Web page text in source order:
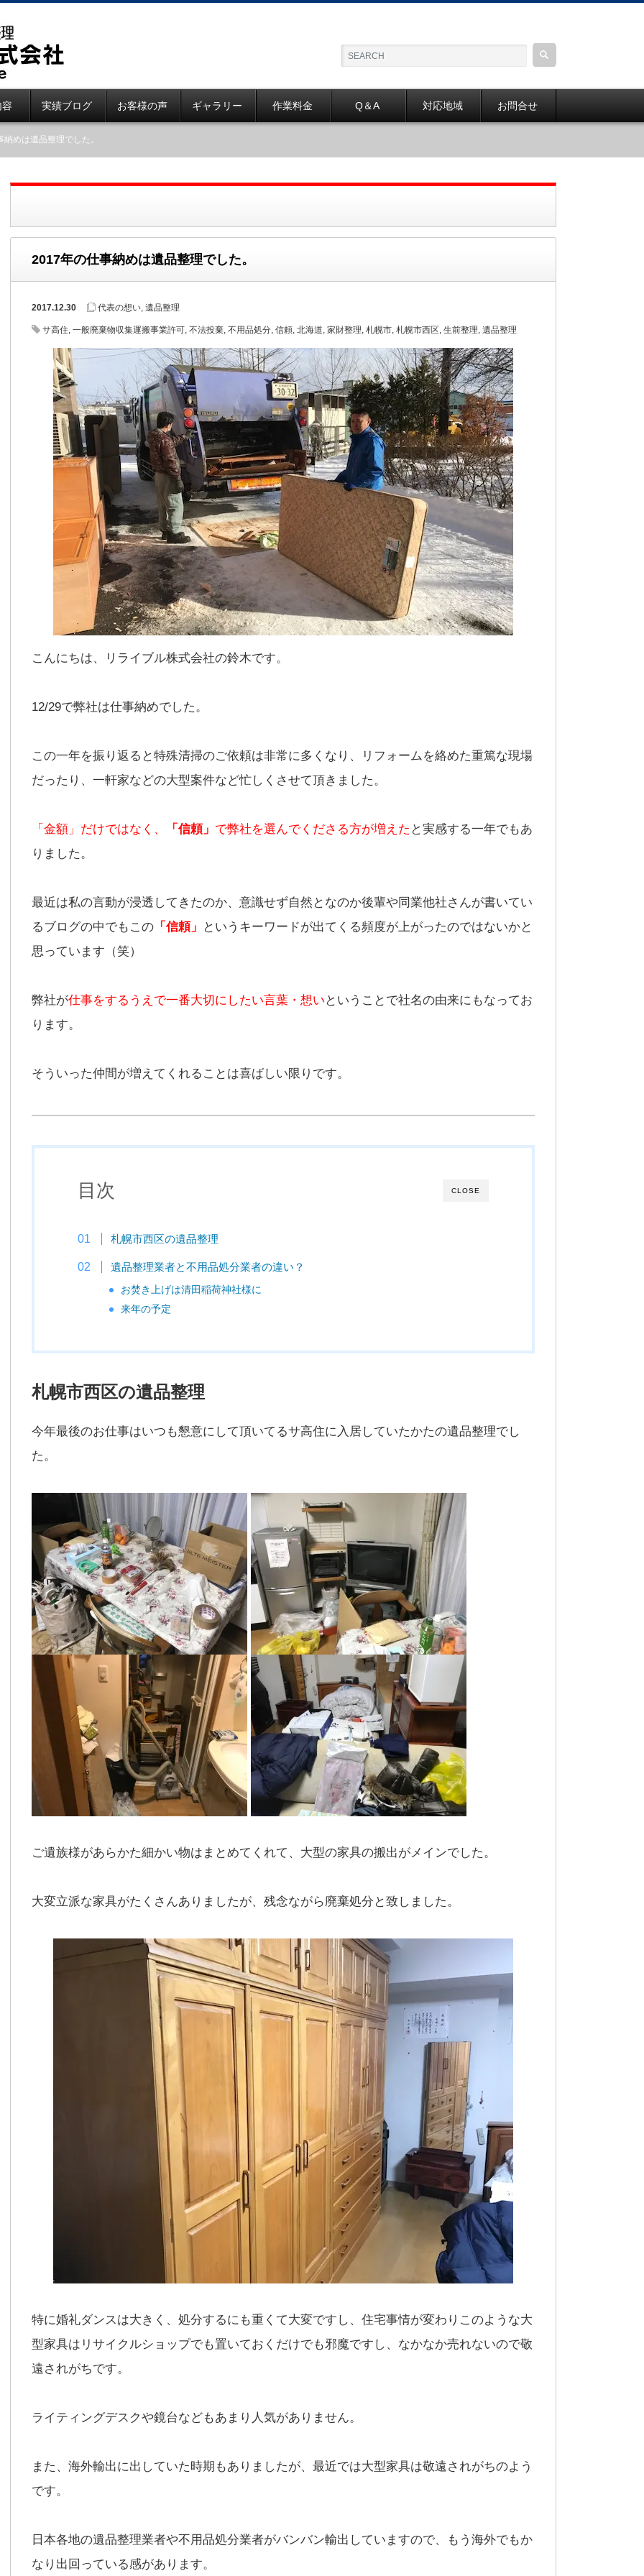
実績ブログ お客様の声 ギャラリー 作業料金 Q＆A 対応地域 お問合せ
めは遺品整理でした。
2017年の仕事納めは遺品整理でした。
2017.12.30 代表の想い, 遺品整理
サ高住, 一般廃棄物収集運搬事業許可, 不法投棄, 不用品処分, 信頼, 北海道, 家財整理, 札幌市, 札幌市西区, 生前整理, 遺品整理
こんにちは、リライブル株式会社の鈴木です。
12/29で弊社は仕事納めでした。
この一年を振り返ると特殊清掃のご依頼は非常に多くなり、リフォームを絡めた重篤な現場
だったり、一軒家などの大型案件など忙しくさせて頂きました。
「金額」だけではなく、 「信頼」 で弊社を選んでくださる方が増えた と実感する一年でもあ
りました。
最近は私の言動が浸透してきたのか、意識せず自然となのか後輩や同業他社さんが書いてい
るブログの中でもこの 「信頼」
というキーワードが出てくる頻度が上がったのではないかと
思っています（笑）
弊社が仕事をするうえで一番大切にしたい言葉・想い ということで社名の由来にもなってお
ります。
そういった仲間が増えてくれることは喜ばしい限りです。
CLOSE
目次
札幌市西区の遺品整理
遺品整理業者と不用品処分業者の違い？
お焚き上げは清田稲荷神社様に
来年の予定
札幌市西区の遺品整理
今年最後のお仕事はいつも懇意にして頂いてるサ高住に入居していたかたの遺品整理でし
た。
ご遺族様があらかた細かい物はまとめてくれて、大型の家具の搬出がメインでした。
大変立派な家具がたくさんありましたが、残念ながら廃棄処分と致しました。
特に婚礼ダンスは大きく、処分するにも重くて大変ですし、住宅事情が変わりこのような大
型家具はリサイクルショップでも置いておくだけでも邪魔ですし、なかなか売れないので敬
遠されがちです。
ライティングデスクや鏡台などもあまり人気がありません。
また、海外輸出に出していた時期もありましたが、最近では大型家具は敬遠されがちのよう
です。
日本各地の遺品整理業者や不用品処分業者がバンバン輸出していますので、もう海外でもか
なり出回っている感があります。